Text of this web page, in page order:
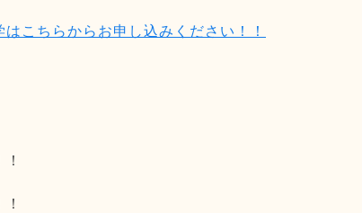
こちらからお申し込みください！！